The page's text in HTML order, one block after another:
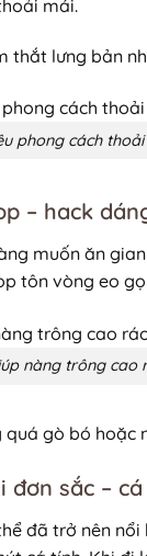
mái.
thắt lưng bản
phong cách
– hack
muốn ăn
tôn vòng eo
nàng trông cao
gò bó hoặc
đơn sắc –
đã trở nên nổi